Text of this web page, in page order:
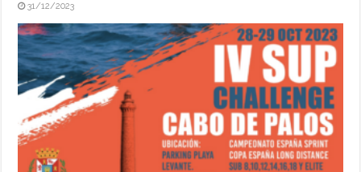
31/12/2023